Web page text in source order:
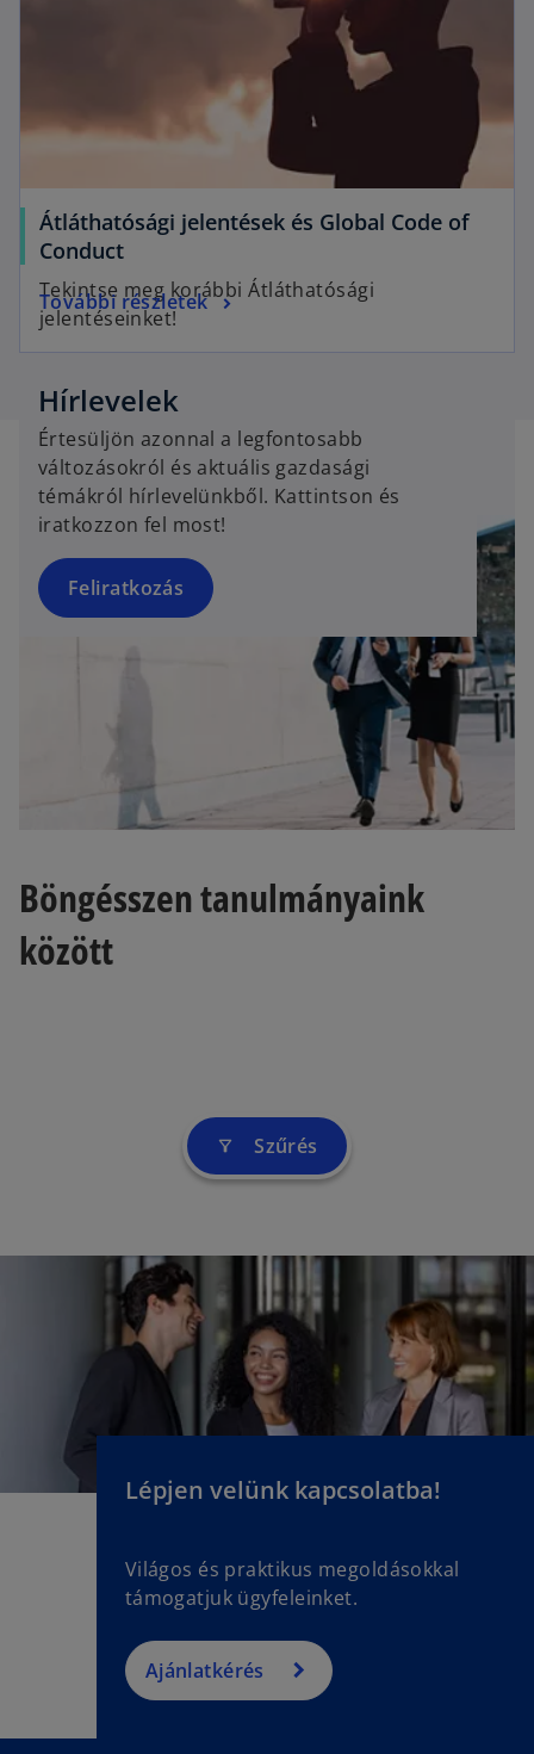
Átláthatósági jelentések és Global Code of
Conduct
Tekintse meg korábbi Átláthatósági
jelentéseinket!
További részletek
Hírlevelek
Értesüljön azonnal a legfontosabb
változásokról és aktuális gazdasági
témákról hírlevelünkből. Kattintson és
iratkozzon fel most!
Feliratkozás
p
e
n
s
i
n
a
n
Böngésszen tanulmányaink
között
filter_alt Szűrés
Lépjen velünk kapcsolatba!
Világos és praktikus megoldásokkal
támogatjuk ügyfeleinket.
Ajánlatkérés